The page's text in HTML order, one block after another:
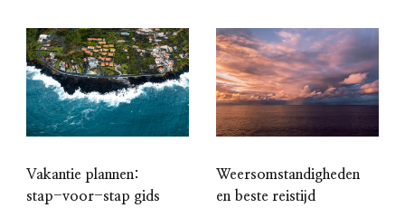
Vakantie plannen:
stap-voor-stap gids
Weersomstandigheden
en beste reistijd